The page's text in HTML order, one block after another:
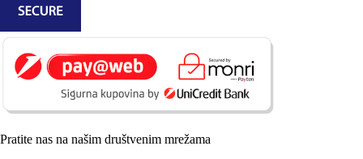
Pratite nas na našim društvenim mrežama